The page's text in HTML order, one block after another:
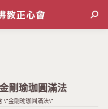
剛瑜珈圓滿法
\"金剛瑜珈圓滿法\"